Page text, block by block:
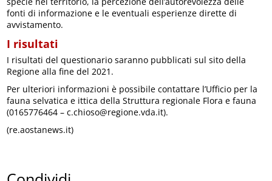
fonti di informazione e le eventuali esperienze dirette di
avvistamento.
I risultati
I risultati del questionario saranno pubblicati sul sito della
Regione alla fine del 2021.
Per ulteriori informazioni è possibile contattare l’Ufficio per la
fauna selvatica e ittica della Struttura regionale Flora e fauna
(0165776464 – c.chioso@regione.vda.it).
(re.aostanews.it)